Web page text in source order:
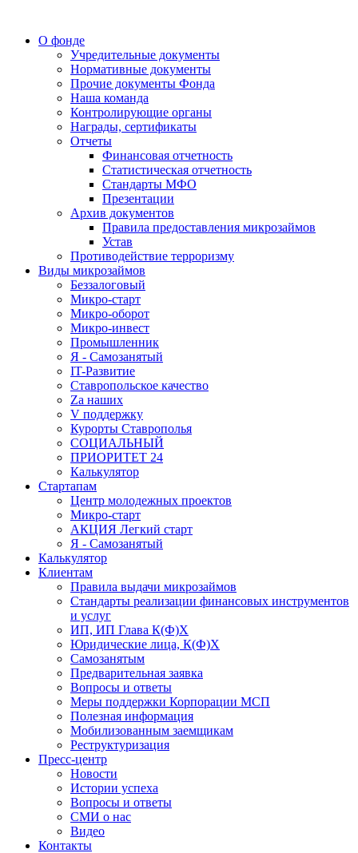
О фонде
Учредительные документы
Нормативные документы
Прочие документы Фонда
Наша команда
Контролирующие органы
Награды, сертификаты
Отчеты
Финансовая отчетность
Статистическая отчетность
Стандарты МФО
Презентации
Архив документов
Правила предоставления микрозаймов
Устав
Противодействие терроризму
Виды микрозаймов
Беззалоговый
Микро-старт
Микро-оборот
Микро-инвест
Промышленник
Я - Самозанятый
IT-Развитие
Ставропольское качество
Za наших
V поддержку
Курорты Ставрополья
СОЦИАЛЬНЫЙ
ПРИОРИТЕТ 24
Калькулятор
Стартапам
Центр молодежных проектов
Микро-старт
АКЦИЯ Легкий старт
Я - Самозанятый
Калькулятор
Клиентам
Правила выдачи микрозаймов
Стандарты реализации финансовых инструментов
и услуг
ИП, ИП Глава К(Ф)Х
Юридические лица, К(Ф)Х
Самозанятым
Предварительная заявка
Вопросы и ответы
Меры поддержки Корпорации МСП
Полезная информация
Мобилизованным заемщикам
Реструктуризация
Пресс-центр
Новости
Истории успеха
Вопросы и ответы
СМИ о нас
Видео
Контакты